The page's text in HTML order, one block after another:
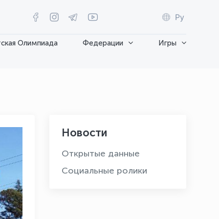
Ру
Олимпиада Федерации Игры
Новости
Открытые данные
Социальные ролики